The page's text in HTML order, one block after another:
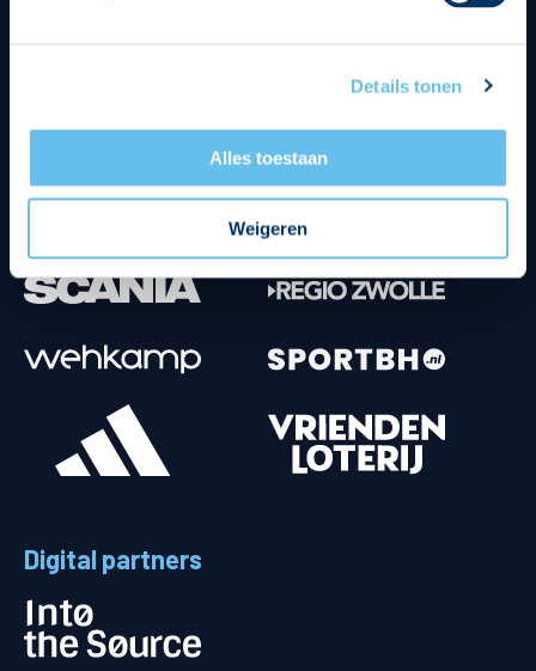
Details tonen
Alles toestaan
Weigeren
Digital partners